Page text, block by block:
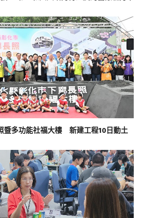
暨多功能社福大樓 新建工程10日動土